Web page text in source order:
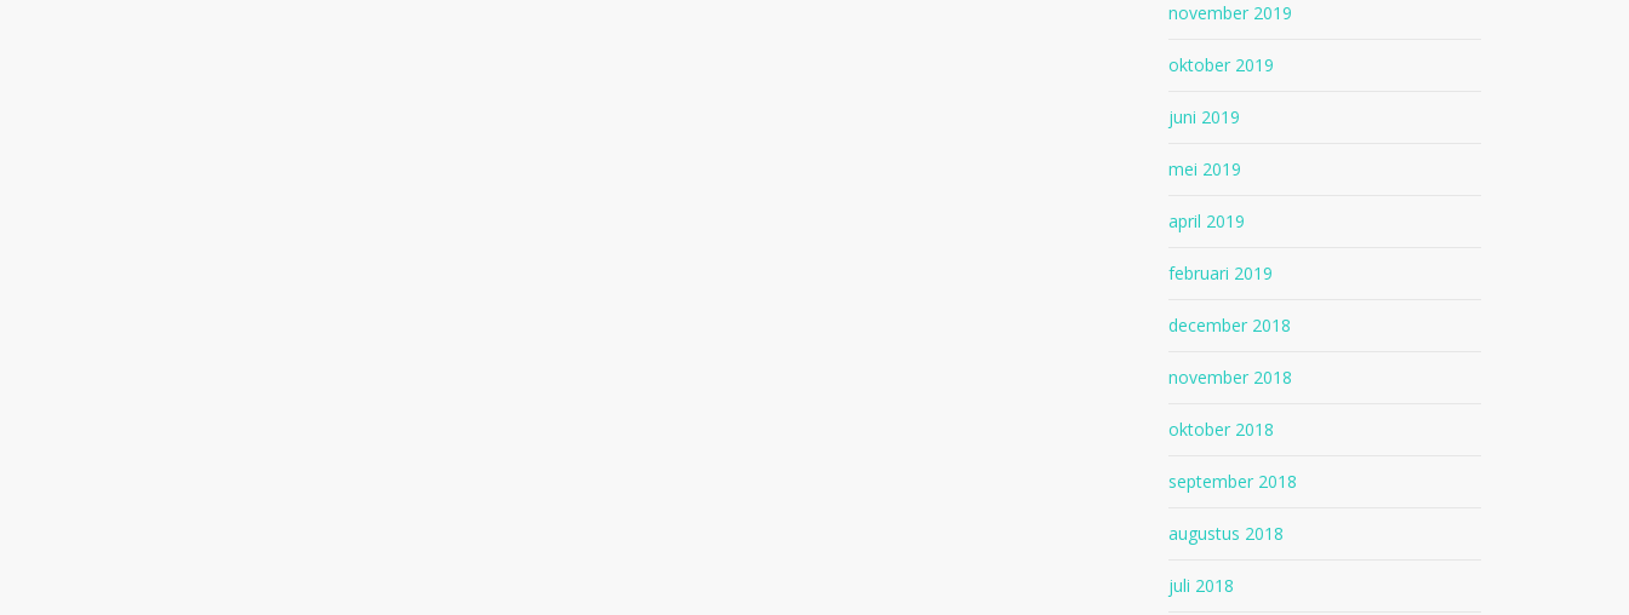
november 2019
oktober 2019
juni 2019
mei 2019
april 2019
februari 2019
december 2018
november 2018
oktober 2018
september 2018
augustus 2018
juli 2018